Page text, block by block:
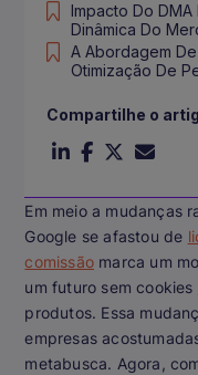
Em meio a mudanças
Google se afastou de
comissão marca um
um futuro sem cookies
produtos. Essa
empresas
metabusca. Agora,
Impacto Do DMA
Dinâmica Do
A Abordagem
Otimização De
Compartilhe o